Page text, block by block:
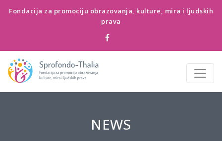
Fondacija za promociju obrazovanja, kulture, mira i ljudskih
prava
NEWS